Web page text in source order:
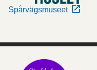
Spårvägsmuseet